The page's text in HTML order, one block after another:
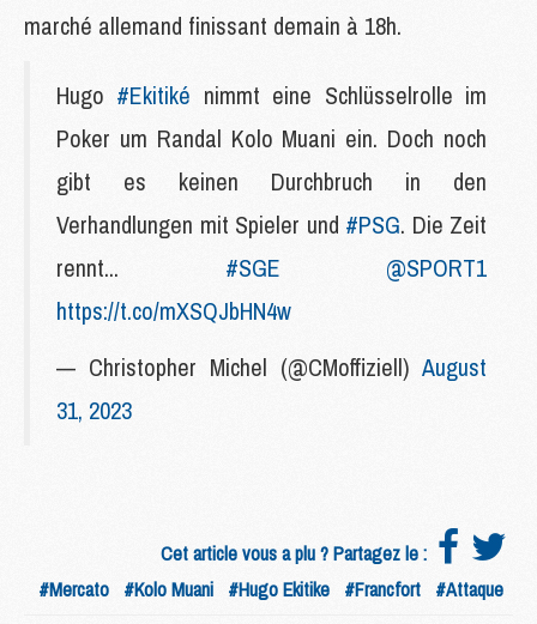
marché allemand finissant demain à 18h.
Hugo #Ekitiké nimmt eine Schlüsselrolle im
Poker um Randal Kolo Muani ein. Doch noch
gibt es keinen Durchbruch in den
Verhandlungen mit Spieler und #PSG. Die Zeit
rennt... #SGE
@SPORT1
https://t.co/mXSQJbHN4w
— Christopher Michel (@CMoffiziell) August
31, 2023
Cet article vous a plu ? Partagez le :
#Mercato #Kolo Muani #Hugo Ekitike #Francfort #Attaque